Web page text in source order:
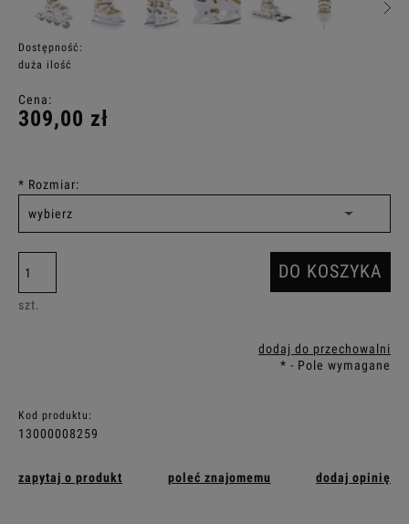
Dostępność:
duża ilość
Cena:
309,00 zł
* Rozmiar:
szt.
DO KOSZYKA
dodaj do przechowalni
* - Pole wymagane
Kod produktu:
13000008259
zapytaj o produkt poleć znajomemu dodaj opinię